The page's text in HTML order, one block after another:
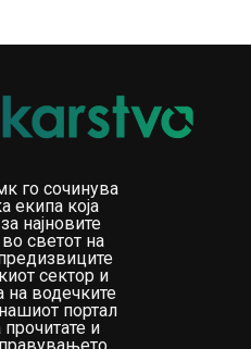
го сочинува
екипа која
најновите
светот на
сектор и
на водечките
портал
и